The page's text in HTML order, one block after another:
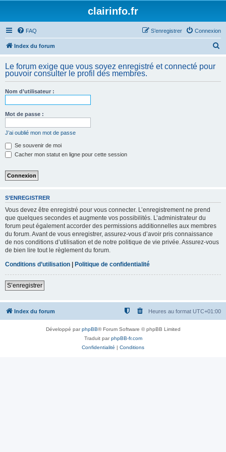
clairinfo.fr
FAQ Connexion
S’enregistrer
Index du forum
h
Le forum exige que vous soyez enregistré et connecté pour
pouvoir consulter le profil des membres.
Nom d’utilisateur :
Mot de passe :
J’ai oublié mon mot de passe
Se souvenir de moi
Cacher mon statut en ligne pour cette session
S’ENREGISTRER
Vous devez être enregistré pour vous connecter. L’enregistrement ne prend
que quelques secondes et augmente vos possibilités. L’administrateur du
forum peut également accorder des permissions additionnelles aux membres
du forum. Avant de vous enregistrer, assurez-vous d’avoir pris connaissance
de nos conditions d’utilisation et de notre politique de vie privée. Assurez-vous
de bien lire tout le règlement du forum.
Conditions d’utilisation | Politique de confidentialité
S’enregistrer
Index du forum Heures au format UTC+01:00
Développé parphpBB® Forum Software © phpBB Limited
Traduit parphpBB-fr.com
Confidentialité | Conditions